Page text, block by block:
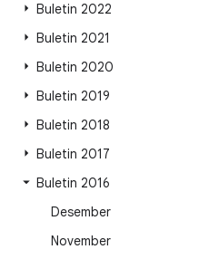
Buletin 2022
Buletin 2021
Buletin 2020
Buletin 2019
Buletin 2018
Buletin 2017
Buletin 2016
Desember
November